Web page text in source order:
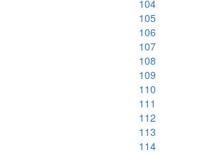
104
105
106
107
108
109
110
111
112
113
114